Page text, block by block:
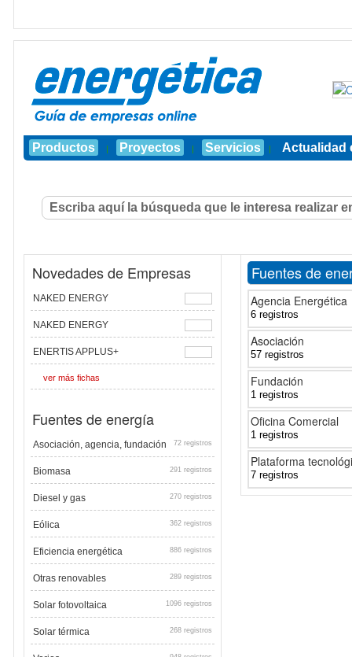
Productos | Proyectos | Servicios | Actualidad
Novedades de Empresas
NAKED ENERGY
NAKED ENERGY
ENERTIS APPLUS+
ver más fichas
Fuentes de energía
Asociación, agencia, fundación 72 registros
Biomasa 291 registros
Diesel y gas 270 registros
Eólica 362 registros
Eficiencia energética 886 registros
Otras renovables 289 registros
Solar fotovoltaica 1096 registros
Solar térmica 268 registros
Fuentes de
Agencia Energética
6 registros
Asociación
57 registros
Fundación
1 registros
Oficina Comercial
1 registros
Plataforma
7 registros